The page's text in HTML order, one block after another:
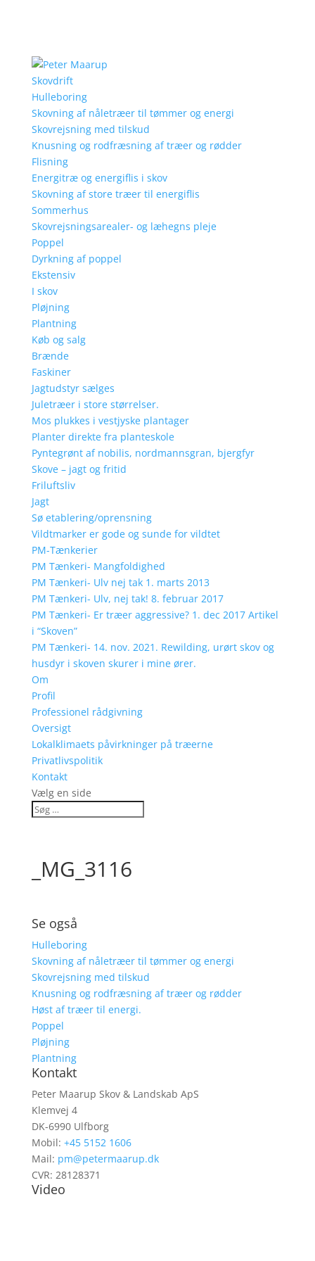
Skovdrift
Hulleboring
Skovning af nåletræer til tømmer og energi
Skovrejsning med tilskud
Knusning og rodfræsning af træer og rødder
Flisning
Energitræ og energiflis i skov
Skovning af store træer til energiflis
Sommerhus
Skovrejsningsarealer- og læhegns pleje
Poppel
Dyrkning af poppel
Ekstensiv
I skov
Pløjning
Plantning
Køb og salg
Brænde
Faskiner
Jagtudstyr sælges
Juletræer i store størrelser.
Mos plukkes i vestjyske plantager
Planter direkte fra planteskole
Pyntegrønt af nobilis, nordmannsgran, bjergfyr
Skove – jagt og fritid
Friluftsliv
Jagt
Sø etablering/oprensning
Vildtmarker er gode og sunde for vildtet
PM-Tænkerier
PM Tænkeri- Mangfoldighed
PM Tænkeri- Ulv nej tak 1. marts 2013
PM Tænkeri- Ulv, nej tak! 8. februar 2017
PM Tænkeri- Er træer aggressive? 1. dec 2017 Artikel
i “Skoven”
PM Tænkeri- 14. nov. 2021. Rewilding, urørt skov og
husdyr i skoven skurer i mine ører.
Om
Profil
Professionel rådgivning
Oversigt
Lokalklimaets påvirkninger på træerne
Privatlivspolitik
Kontakt
Vælg en side
_MG_3116
Se også
Hulleboring
Skovning af nåletræer til tømmer og energi
Skovrejsning med tilskud
Knusning og rodfræsning af træer og rødder
Høst af træer til energi.
Poppel
Pløjning
Plantning
Kontakt
Peter Maarup Skov & Landskab ApS
Klemvej 4
DK-6990 Ulfborg
Mobil: +45 5152 1606
Mail: pm@petermaarup.dk
CVR: 28128371
Video